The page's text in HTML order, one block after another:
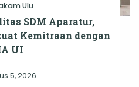
Ulu
SDM Aparatur,
Kemitraan dengan
UI
5, 2026